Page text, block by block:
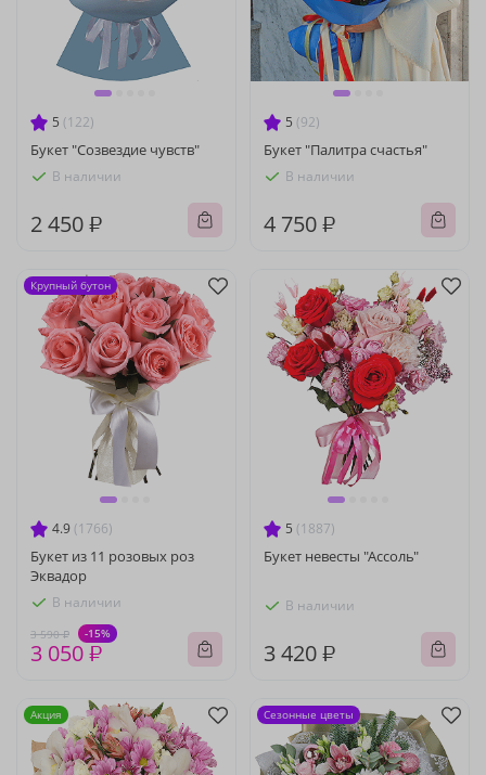
5 (122)
Букет "Созвездие чувств"
В наличии
2 450 ₽
5 (92)
Букет "Палитра счастья"
В наличии
4 750 ₽
4.9 (1766)
Букет из 11 розовых роз
Эквадор
В наличии
3 590 ₽ -15%
3 050 ₽
Крупный бутон
5 (1887)
Букет невесты "Ассоль"
В наличии
3 420 ₽
Акция Сезонные цветы